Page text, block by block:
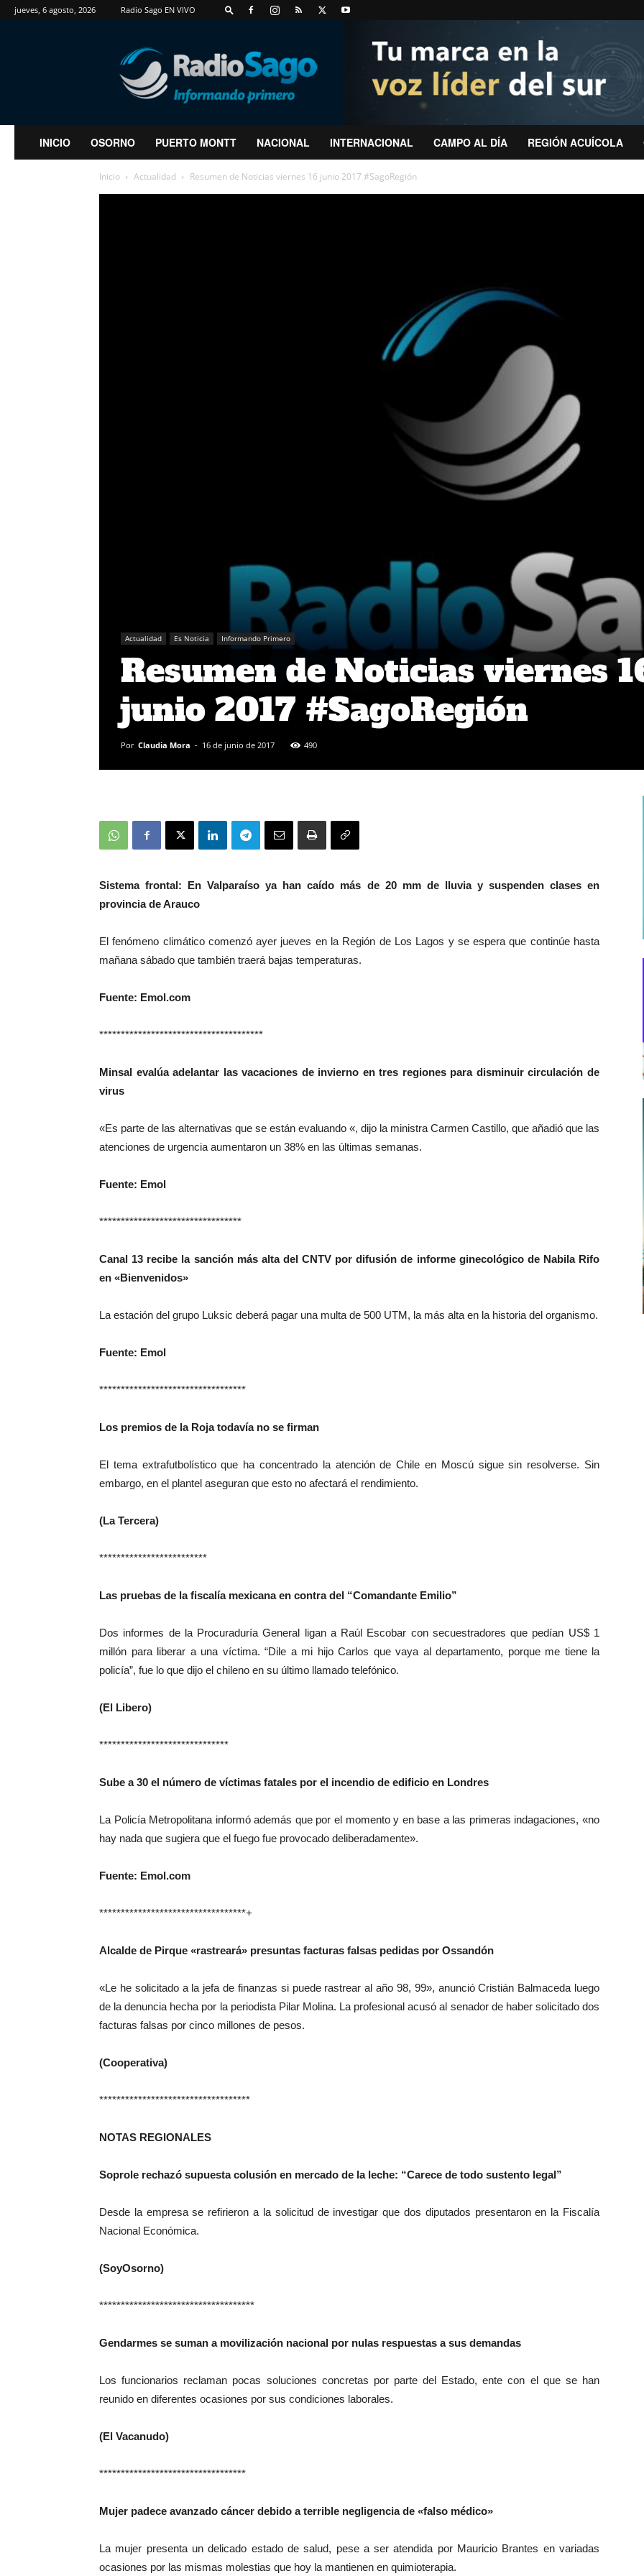
jueves, 6 agosto, 2026 Radio Sago EN VIVO
RadioSago
INICIO OSORNO PUERTO MONTT NACIONAL INTERNACIONAL CAMPO AL DÍA REGIÓN ACUÍCOLA
Inicio Actualidad Resumen de Noticias viernes 16 junio 2017 #SagoRegión
Actualidad Es Noticia Informando Primero
Resumen de Noticias viernes
junio 2017 #SagoRegión
Por Claudia Mora - 16 de junio de 2017 490
Sistema frontal: En Valparaíso ya han caído más de 20 mm de lluvia y suspenden clases en
provincia de Arauco
El fenómeno climático comenzó ayer jueves en la Región de Los Lagos y se espera que continúe hasta
mañana sábado que también traerá bajas temperaturas.
Fuente: Emol.com
**************************************
Minsal evalúa adelantar las vacaciones de invierno en tres regiones para disminuir circulación de
virus
«Es parte de las alternativas que se están evaluando «, dijo la ministra Carmen Castillo, que añadió que las
atenciones de urgencia aumentaron un 38% en las últimas semanas.
Fuente: Emol
*********************************
Canal 13 recibe la sanción más alta del CNTV por difusión de informe ginecológico de Nabila Rifo
en «Bienvenidos»
La estación del grupo Luksic deberá pagar una multa de 500 UTM, la más alta en la historia del organismo.
Fuente: Emol
**********************************
Los premios de la Roja todavía no se firman
El tema extrafutbolístico que ha concentrado la atención de Chile en Moscú sigue sin resolverse. Sin
embargo, en el plantel aseguran que esto no afectará el rendimiento.
(La Tercera)
*************************
Las pruebas de la fiscalía mexicana en contra del “Comandante Emilio”
Dos informes de la Procuraduría General ligan a Raúl Escobar con secuestradores que pedían US$ 1
millón para liberar a una víctima. “Dile a mi hijo Carlos que vaya al departamento, porque me tiene la
policía”, fue lo que dijo el chileno en su último llamado telefónico.
(El Libero)
******************************
Sube a 30 el número de víctimas fatales por el incendio de edificio en Londres
La Policía Metropolitana informó además que por el momento y en base a las primeras indagaciones, «no
hay nada que sugiera que el fuego fue provocado deliberadamente».
Fuente: Emol.com
**********************************+
Alcalde de Pirque «rastreará» presuntas facturas falsas pedidas por Ossandón
«Le he solicitado a la jefa de finanzas si puede rastrear al año 98, 99», anunció Cristián Balmaceda luego
de la denuncia hecha por la periodista Pilar Molina. La profesional acusó al senador de haber solicitado dos
facturas falsas por cinco millones de pesos.
(Cooperativa)
***********************************
NOTAS REGIONALES
Soprole rechazó supuesta colusión en mercado de la leche: “Carece de todo sustento legal”
Desde la empresa se refirieron a la solicitud de investigar que dos diputados presentaron en la Fiscalía
Nacional Económica.
(SoyOsorno)
************************************
Gendarmes se suman a movilización nacional por nulas respuestas a sus demandas
Los funcionarios reclaman pocas soluciones concretas por parte del Estado, ente con el que se han
reunido en diferentes ocasiones por sus condiciones laborales.
(El Vacanudo)
**********************************
Mujer padece avanzado cáncer debido a terrible negligencia de «falso médico»
La mujer presenta un delicado estado de salud, pese a ser atendida por Mauricio Brantes en variadas
ocasiones por las mismas molestias que hoy la mantienen en quimioterapia.